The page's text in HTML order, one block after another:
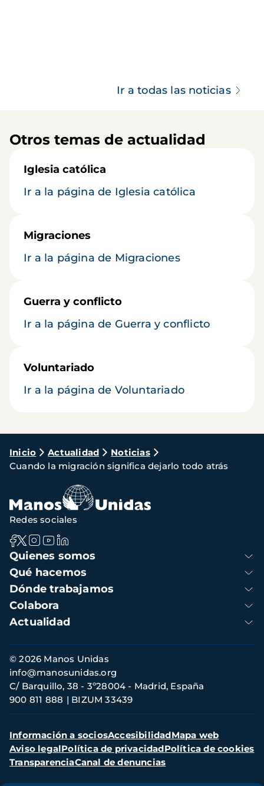
Ir a todas las noticias
Otros temas de actualidad
Iglesia católica
Ir a la página de Iglesia católica
Migraciones
Ir a la página de Migraciones
Guerra y conflicto
Ir a la página de Guerra y conflicto
Voluntariado
Ir a la página de Voluntariado
Ruta
de
navegación
Inicio Actualidad
Noticias
Cuando la migración significa dejarlo todo atrás
Navegación
principal
Quienes somos
Qué hacemos
Dónde trabajamos
Colabora
Actualidad
Redes sociales
Información
de
contacto
© 2026 Manos Unidas
C/ Barquillo, 38 - 3º28004 - Madrid, España
900 811 888
BIZUM 33439
info@manosunidas.org
Menú
secundario
Información a sociosAccesibilidadMapa web
Aviso legalPolítica de privacidadPolítica de cookies
TransparenciaCanal de denuncias